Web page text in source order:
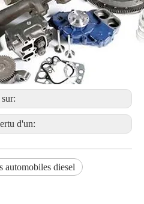
sur:
d'un:
automobiles diesel